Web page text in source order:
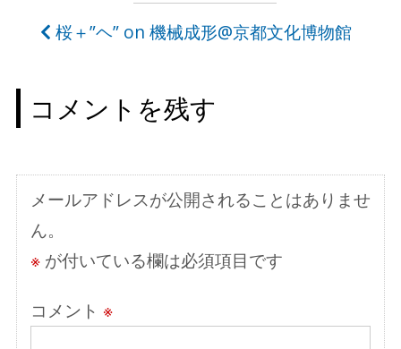
ナ
ビ
ゲ
シ
ョ
ン
桜＋”ヘ” on 機械成形@京都文化博物館
コメントを残す
メールアドレスが公開されることはありませ
ん。
※が付いている欄は必須項目です
コメント ※